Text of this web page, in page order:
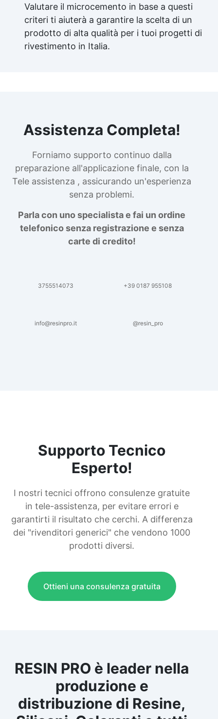
Valutare il microcemento in base a questi
criteri ti aiuterà a garantire la scelta di un
prodotto di alta qualità per i tuoi progetti di
rivestimento in Italia.
Assistenza Completa!
Forniamo supporto continuo dalla
preparazione all'applicazione finale, con la
Tele assistenza , assicurando un'esperienza
senza problemi.
Parla con uno specialista e fai un ordine
telefonico senza registrazione e senza
carte di credito!
3755514073 +39 0187 955108
info@resinpro.it @resin_pro
Supporto Tecnico
Esperto!
I nostri tecnici offrono consulenze gratuite
in tele-assistenza, per evitare errori e
garantirti il risultato che cerchi. A differenza
dei "rivenditori generici" che vendono 1000
prodotti diversi.
Ottieni una consulenza gratuita
RESIN PRO è leader nella
produzione e
distribuzione di Resine,